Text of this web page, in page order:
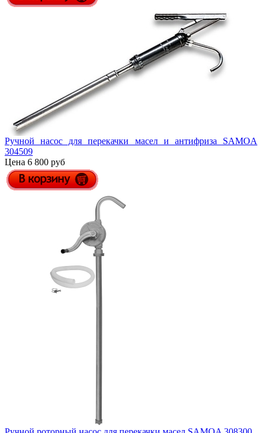
Ручной насос для перекачки масел и антифриза SAMOA
304509
Цена 6 800 руб